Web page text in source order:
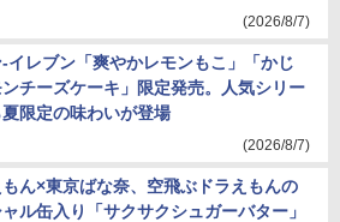
(2026/8/7)
イレブン「爽やかレモンもこ」「かじ
チーズケーキ」限定発売。人気シリー
夏限定の味わいが登場
(2026/8/7)
もん×東京ばな奈、空飛ぶドラえもんの
ル缶入り「サクサクシュガーバター」